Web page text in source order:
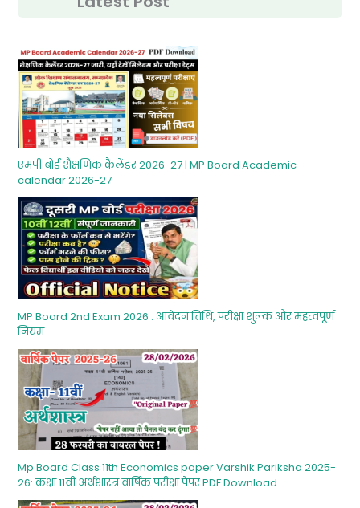
एमपी बोर्ड शैक्षणिक कैलेंडर 2026-27 | MP Board Academic
calendar 2026-27
MP Board 2nd Exam 2026 : आवेदन तिथि, परीक्षा शुल्‍क और महत्‍वपूर्ण
नियम
Mp Board Class 11th Economics paper Varshik Pariksha 2025-
26: कक्षा 11वीं अर्थशास्‍त्र वार्षिक परीक्षा पेपर PDF Download